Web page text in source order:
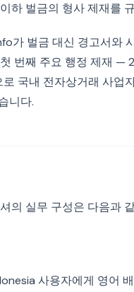
하 벌금의 형사 제재를
가 벌금 대신 경고서와
번째 주요 행정 제재 —
국내 전자상거래 사업
니다.
의 실무 구성은 다음과
사용자에게 영어